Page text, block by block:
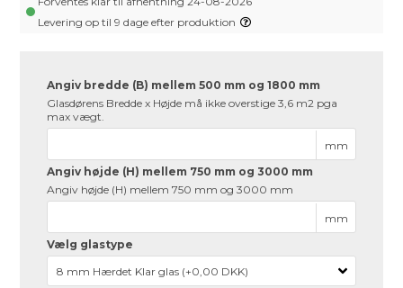
Levering op til 9 dage efter produktion
Angiv bredde (B) mellem 500 mm og 1800 mm
Glasdørens Bredde x Højde må ikke overstige 3,6 m2 pga
max vægt.
mm
Angiv højde (H) mellem 750 mm og 3000 mm
Angiv højde (H) mellem 750 mm og 3000 mm
mm
Vælg glastype